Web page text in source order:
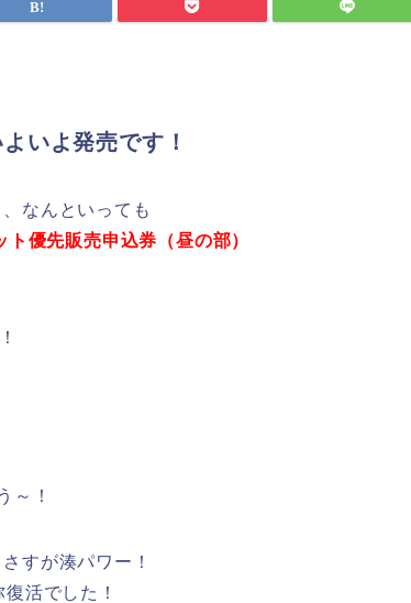
いよ発売です！
なんといっても
優先販売申込券（昼の部）
～！
すが湊パワー！
活でした！